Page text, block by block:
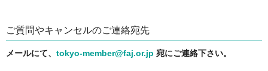
ご質問やキャンセルのご連絡宛先
メールにて、 tokyo-member@faj.or.jp 宛にご連絡下さい。